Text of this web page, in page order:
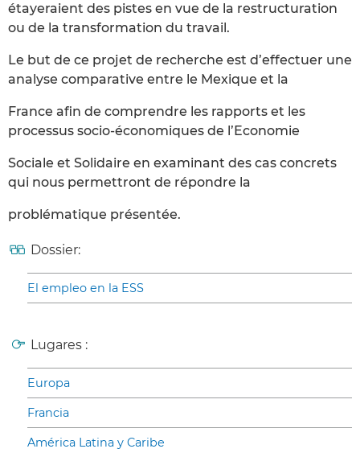
étayeraient des pistes en vue de la restructuration
ou de la transformation du travail.
Le but de ce projet de recherche est d’effectuer une
analyse comparative entre le Mexique et la
France afin de comprendre les rapports et les
processus socio-économiques de l’Economie
Sociale et Solidaire en examinant des cas concrets
qui nous permettront de répondre la
problématique présentée.
Dossier:
El empleo en la ESS
Lugares :
Europa
Francia
América Latina y Caribe